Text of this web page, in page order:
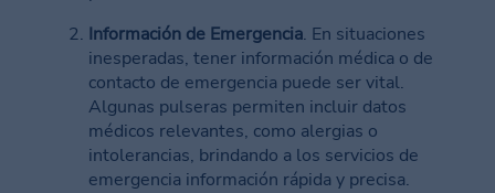
Información de Emergencia. En situaciones
inesperadas, tener información médica o de
contacto de emergencia puede ser vital.
Algunas pulseras permiten incluir datos
médicos relevantes, como alergias o
intolerancias, brindando a los servicios de
emergencia información rápida y precisa.